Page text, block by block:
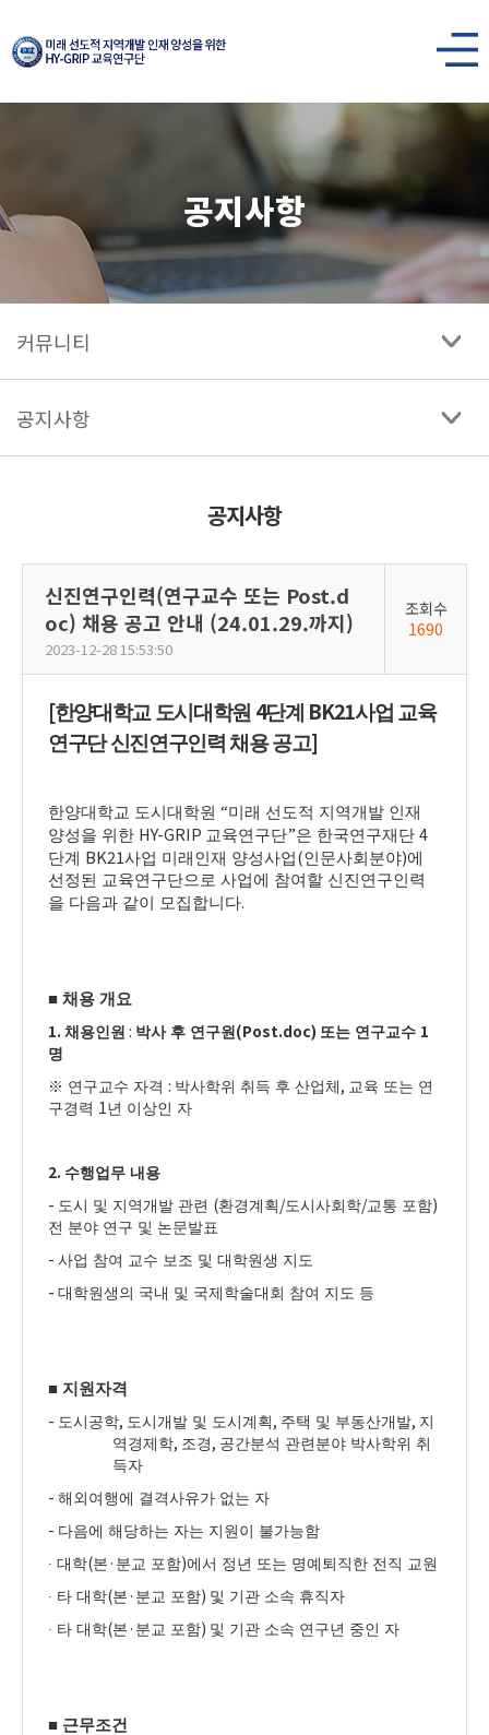
한양대학교
인재
양성을
위한
HY-
GRIP
교육연구단
열기
공지사항
커뮤니티
공지사항
공지사항
신진연구인력(연구교수 또는 Post.d
oc) 채용 공고 안내 (24.01.29.까지)
2023-12-28 15:53:50
조회수
1690
[한양대학교 도시대학원 4단계 BK21사업 교육
연구단 신진연구인력 채용 공고]
한양대학교 도시대학원 “미래 선도적 지역개발 인재
양성을 위한 HY-GRIP 교육연구단”은 한국연구재단 4
단계 BK21사업 미래인재 양성사업(인문사회분야)에
선정된 교육연구단으로 사업에 참여할 신진연구인력
을 다음과 같이 모집합니다.
■ 채용 개요
1. 채용인원 : 박사 후 연구원 (Post.doc) 또는 연구교수 1
명
※ 연구교수 자격 : 박사학위 취득 후 산업체 , 교육 또는 연
구경력 1년 이상인 자
2. 수행업무 내용
- 도시 및 지역개발 관련 (환경계획 /도시사회학/교통 포함)
전 분야 연구 및 논문발표
- 사업 참여 교수 보조 및 대학원생 지도
- 대학원생의 국내 및 국제학술대회 참여 지도 등
■ 지원자격
- 도시공학, 도시개발 및 도시계획 , 주택 및 부동산개발, 지
역경제학, 조경 , 공간분석 관련분야 박사학위 취
득자
- 해외여행에 결격사유가 없는 자
- 다음에 해당하는 자는 지원이 불가능함
∙ 대학(본 · 분교 포함)에서 정년 또는 명예퇴직한 전직 교원
∙ 타 대학(본 · 분교 포함) 및 기관 소속 휴직자
∙ 타 대학(본 · 분교 포함) 및 기관 소속 연구년 중인 자
■ 근무조건